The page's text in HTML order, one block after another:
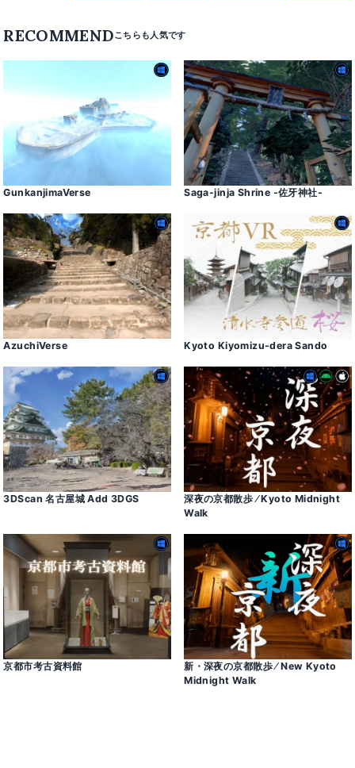
RECOMMEND
GunkanjimaVerse Saga-jinja Shrine -佐牙神社-
AzuchiVerse Kyoto Kiyomizu-dera Sando
3DScan 名古屋城 Add 3DGS
深夜の京都散歩 ⁄ Kyoto Midnight
Walk
京都市考古資料館
新・深夜の京都散歩 ⁄ New Kyoto
Midnight Walk